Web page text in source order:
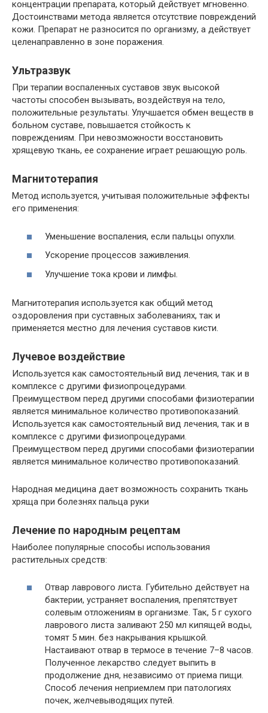
концентрации препарата, который действует мгновенно.
Достоинствами метода является отсутствие повреждений
кожи. Препарат не разносится по организму, а действует
целенаправленно в зоне поражения.
Ультразвук
При терапии воспаленных суставов звук высокой
частоты способен вызывать, воздействуя на тело,
положительные результаты. Улучшается обмен веществ в
больном суставе, повышается стойкость к
повреждениям. При невозможности восстановить
хрящевую ткань, ее сохранение играет решающую роль.
Магнитотерапия
Метод используется, учитывая положительные эффекты
его применения:
Уменьшение воспаления, если пальцы опухли.
Ускорение процессов заживления.
Улучшение тока крови и лимфы.
Магнитотерапия используется как общий метод
оздоровления при суставных заболеваниях, так и
применяется местно для лечения суставов кисти.
Лучевое воздействие
Используется как самостоятельный вид лечения, так и в
комплексе с другими физиопроцедурами.
Преимуществом перед другими способами физиотерапии
является минимальное количество противопоказаний.
Используется как самостоятельный вид лечения, так и в
комплексе с другими физиопроцедурами.
Преимуществом перед другими способами физиотерапии
является минимальное количество противопоказаний.
Народная медицина дает возможность сохранить ткань
хряща при болезнях пальца руки
Лечение по народным рецептам
Наиболее популярные способы использования
растительных средств:
Отвар лаврового листа. Губительно действует на
бактерии, устраняет воспаления, препятствует
солевым отложениям в организме. Так, 5 г сухого
лаврового листа заливают 250 мл кипящей воды,
томят 5 мин. без накрывания крышкой.
Настаивают отвар в термосе в течение 7–8 часов.
Полученное лекарство следует выпить в
продолжение дня, независимо от приема пищи.
Способ лечения неприемлем при патологиях
почек, желчевыводящих путей.